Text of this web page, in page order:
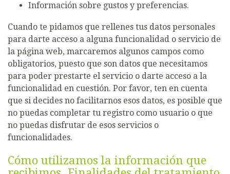
Información sobre gustos y preferencias.
Cuando te pidamos que rellenes tus datos personales
para darte acceso a alguna funcionalidad o servicio de
la página web, marcaremos algunos campos como
obligatorios, puesto que son datos que necesitamos
para poder prestarte el servicio o darte acceso a la
funcionalidad en cuestión. Por favor, ten en cuenta
que si decides no facilitarnos esos datos, es posible que
no puedas completar tu registro como usuario o que
no puedas disfrutar de esos servicios o
funcionalidades.
Cómo utilizamos la información que